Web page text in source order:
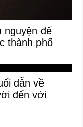
nguyện để
thành phố
dẫn về
đến với